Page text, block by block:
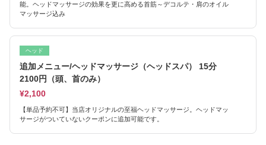
能。ヘッドマッサージの効果を更に高める首筋～デコルテ・肩のオイル
マッサージ込み
ヘッド
追加メニュー/ヘッドマッサージ（ヘッドスパ） 15分
2100円（頭、首のみ）
¥2,100
【単品予約不可】当店オリジナルの至福ヘッドマッサージ。ヘッドマッ
サージがついていないクーポンに追加可能です。